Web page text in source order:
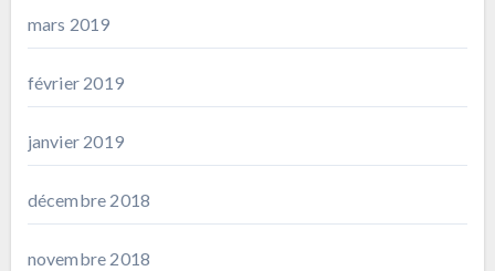
mars 2019
février 2019
janvier 2019
décembre 2018
novembre 2018